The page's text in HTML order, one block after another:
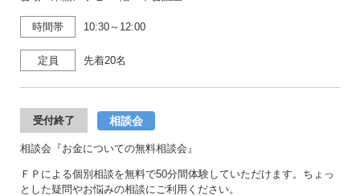
時間帯 10:30～12:00
定員 先着20名
受付終了 相談会
相談会『お金についての無料相談会』
ＦＰによる個別相談を無料で50分間体験していただけます。ちょっ
とした疑問やお悩みの相談にご利用ください。